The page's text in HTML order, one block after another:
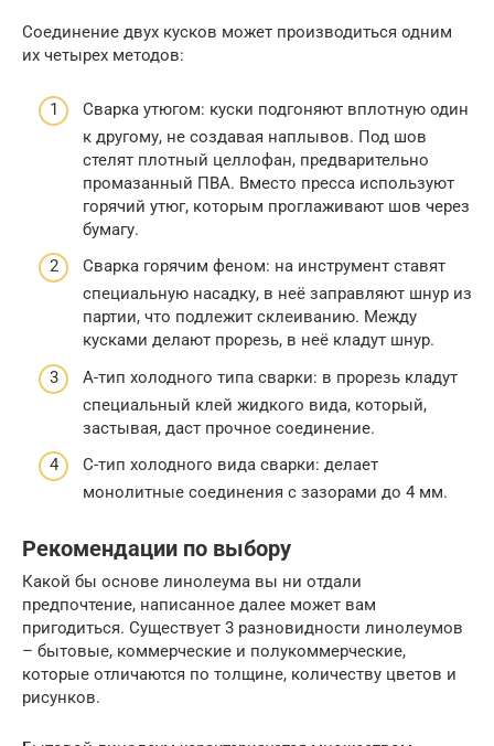
Соединение двух кусков может производиться одним
их четырех методов:
Сварка утюгом: куски подгоняют вплотную один
к другому, не создавая наплывов. Под шов
стелят плотный целлофан, предварительно
промазанный ПВА. Вместо пресса используют
горячий утюг, которым проглаживают шов через
бумагу.
Сварка горячим феном: на инструмент ставят
специальную насадку, в неё заправляют шнур из
партии, что подлежит склеиванию. Между
кусками делают прорезь, в неё кладут шнур.
А-тип холодного типа сварки: в прорезь кладут
специальный клей жидкого вида, который,
застывая, даст прочное соединение.
С-тип холодного вида сварки: делает
монолитные соединения с зазорами до 4 мм.
Рекомендации по выбору
Какой бы основе линолеума вы ни отдали
предпочтение, написанное далее может вам
пригодиться. Существует 3 разновидности линолеумов
– бытовые, коммерческие и полукоммерческие,
которые отличаются по толщине, количеству цветов и
рисунков.